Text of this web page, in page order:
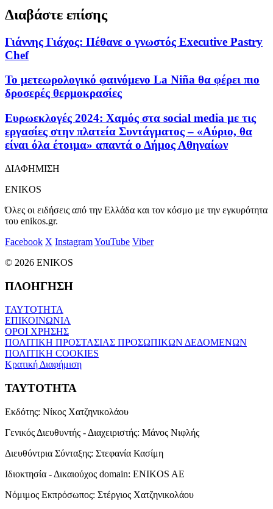
Διαβάστε επίσης
Γιάννης Γιάχος: Πέθανε ο γνωστός Executive Pastry
Chef
Το μετεωρολογικό φαινόμενο La Niña θα φέρει πιο
δροσερές θερμοκρασίες
Ευρωεκλογές 2024: Χαμός στα social media με τις
εργασίες στην πλατεία Συντάγματος – «Αύριο, θα
είναι όλα έτοιμα» απαντά ο Δήμος Αθηναίων
ΔΙΑΦΗΜΙΣΗ
ENIKOS
Όλες οι ειδήσεις από την Ελλάδα και τον κόσμο με την εγκυρότητα
του enikos.gr.
Facebook X InstagramYouTube Viber
© 2026 ENIKOS
ΠΛΟΗΓΗΣΗ
ΤΑΥΤΟΤΗΤΑ
ΕΠΙΚΟΙΝΩΝΙΑ
ΟΡΟΙ ΧΡΗΣΗΣ
ΠΟΛΙΤΙΚΗ ΠΡΟΣΤΑΣΙΑΣ ΠΡΟΣΩΠΙΚΩΝ ΔΕΔΟΜΕΝΩΝ
ΠΟΛΙΤΙΚΗ COOKIES
Κρατική Διαφήμιση
ΤΑΥΤΟΤΗΤΑ
Εκδότης: Νίκος Χατζηνικολάου
Γενικός Διευθυντής - Διαχειριστής: Μάνος Νιφλής
Διευθύντρια Σύνταξης: Στεφανία Κασίμη
Ιδιοκτησία - Δικαιούχος domain: ENIKOS AE
Νόμιμος Εκπρόσωπος: Στέργιος Χατζηνικολάου